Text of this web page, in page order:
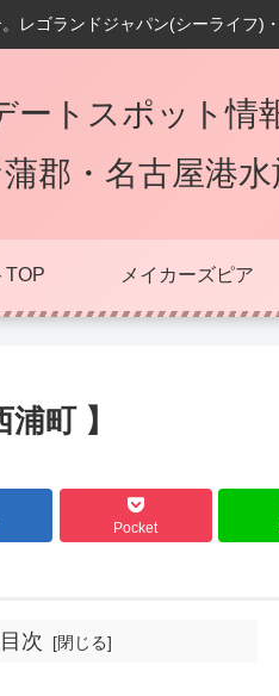
レゴランドジャパン(シーライフ
ートスポット
郡・名古屋港
TOP メイカーズピア
町 】
Pocket
目次